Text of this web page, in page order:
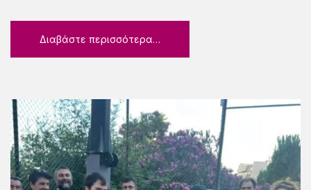
Διαβάστε περισσότερα…